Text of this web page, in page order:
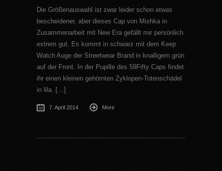
Die Größenauswahl ist zwar leider schon etwas
bescheidener, aber dieses Cap von Mishka in
Zusammenarbeit mit New Era gefällt mir persönlich
extrem gut. Es kommt in schwarz mit dem Keep
Watch Auge der Streetwear Brand in knalligem grün
auf der Front. In der Pupille des 59Fifty Caps findet
ihr einen kleinen gehörnten Zyklopen-Totenschädel
in lila. […]
7. April 2014 More